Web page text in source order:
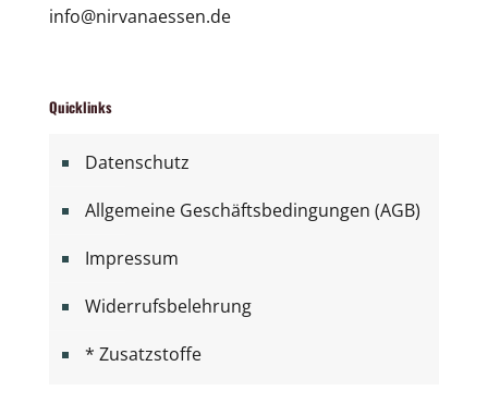
info@nirvanaessen.de
Quicklinks
Datenschutz
Allgemeine Geschäftsbedingungen (AGB)
Impressum
Widerrufsbelehrung
* Zusatzstoffe